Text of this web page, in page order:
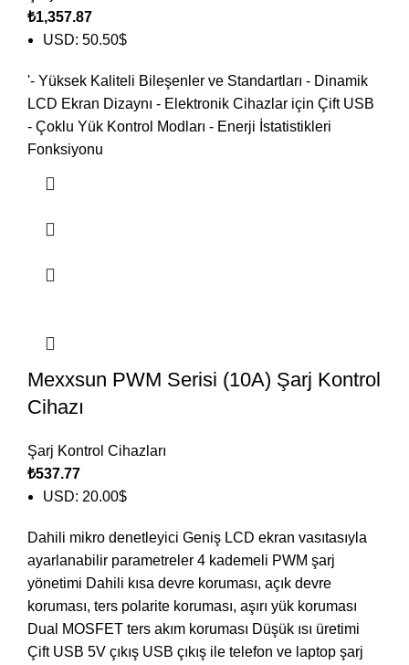
₺1,357.87
USD: 50.50$
'- Yüksek Kaliteli Bileşenler ve Standartları - Dinamik
LCD Ekran Dizaynı - Elektronik Cihazlar için Çift USB
- Çoklu Yük Kontrol Modları - Enerji İstatistikleri
Fonksiyonu
Mexxsun PWM Serisi (10A) Şarj Kontrol
Cihazı
Şarj Kontrol Cihazları
₺537.77
USD: 20.00$
Dahili mikro denetleyici Geniş LCD ekran vasıtasıyla
ayarlanabilir parametreler 4 kademeli PWM şarj
yönetimi Dahili kısa devre koruması, açık devre
koruması, ters polarite koruması, aşırı yük koruması
Dual MOSFET ters akım koruması Düşük ısı üretimi
Çift USB 5V çıkış USB çıkış ile telefon ve laptop şarj